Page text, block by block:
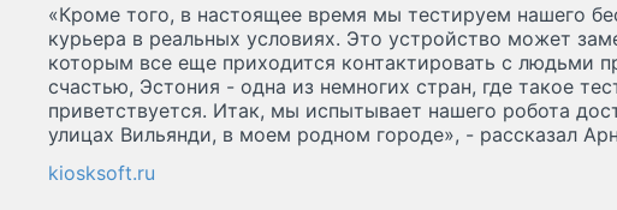
«Кроме того, в настоящее время мы тестируем нашего
курьера в реальных условиях. Это устройство может
которым все еще приходится контактировать с людьми
счастью, Эстония - одна из немногих стран, где такое
приветствуется. Итак, мы испытывает нашего робота
улицах Вильянди, в моем родном городе», - рассказал
kiosksoft.ru